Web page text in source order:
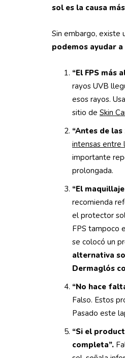
sol es la causa
Sin embargo, existe
podemos ayudar
“El FPS más
rayos UVB
esos rayos.
sitio de Skin
“Antes de
intensas entre
importante
prolongada.
“El
recomienda
el protector
FPS tampoco
se colocó un
alternativa
Dermaglós
“No hace
Falso. Estos
Pasado este
“Si el
completa”.